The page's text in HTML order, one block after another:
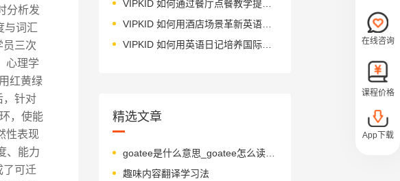
分析发
与词汇
员三次
心理学
红黄绿
，针对
，使能
性表现
、能力
了可迁
VIPKID 如何通过餐厅点餐教学提升少儿英语应用能力？
VIPKID 如何用酒店场景革新英语教学？
VIPKID 如何用英语日记培养国际化人才？
精选文章
goatee是什么意思_goatee怎么读_音标gəʊˈti-
趣味内容翻译学习法
在线咨询
课程价格
App下载